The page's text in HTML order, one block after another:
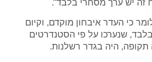
זה יש ערך מסחרי בלבד".
כי העדר איבחון מוקדם, וקיום
שנערכו על פי הסטנדרטים
היה בגדר רשלנות.